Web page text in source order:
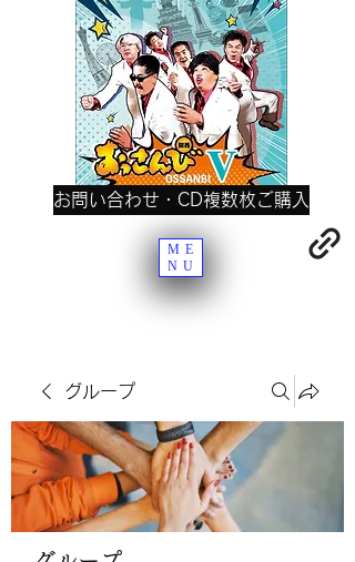
お問い合わせ・CD複数枚ご購入
ME
NU
グループ